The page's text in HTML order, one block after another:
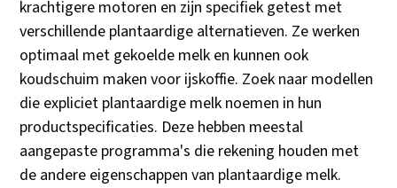
krachtigere motoren en zijn specifiek getest met
verschillende plantaardige alternatieven. Ze werken
optimaal met gekoelde melk en kunnen ook
koudschuim maken voor ijskoffie. Zoek naar modellen
die expliciet plantaardige melk noemen in hun
productspecificaties. Deze hebben meestal
aangepaste programma's die rekening houden met
de andere eigenschappen van plantaardige melk.